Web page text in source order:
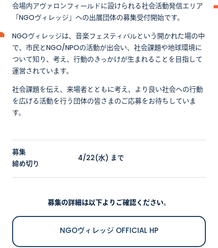
会場内アヴァロンフィールドに設けられる社会活動発信エリア
「NGOヴィレッジ」への出展団体の募集受付開始です。
NGOヴィレッジは、音楽フェスティバルという開かれた場の中
で、市民とNGO/NPOの活動が出会い、社会課題や地球環境に
ついて知り、考え、行動のきっかけが生まれることを目指して
運営されています。
社会課題を伝え、来場者とともに考え、より良い社会への行動
を広げる活動を行う団体の皆さまのご応募をお待ちしていま
す。
募集
締め切り
4/22(水) まで
募集の詳細は以下よりご確認ください。
NGOヴィレッジ OFFICIAL HP